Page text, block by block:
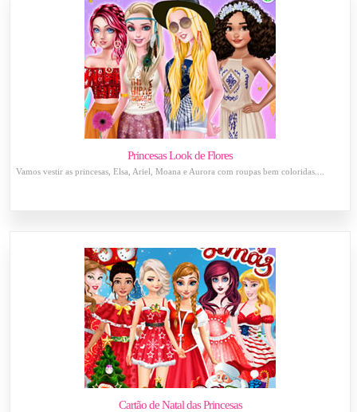
Princesas Look de Flores
Vamos vestir as princesas, Elsa, Ariel, Moana e Aurora com roupas bem coloridas....
Cartão de Natal das Princesas